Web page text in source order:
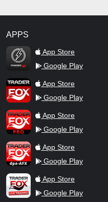
APPS
TraderFox Flash
App Store
Google Play
TraderFox AppApp Store
Google Play
TraderFox ProApp Store
Google Play
TraderFox dpa-AFX ProFeed
App Store
Google Play
TraderFox Live Trading
App Store
Google Play